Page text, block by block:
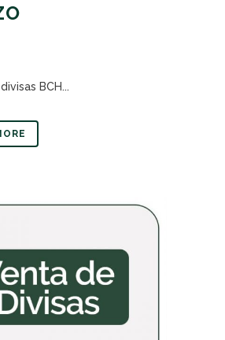
BCH...